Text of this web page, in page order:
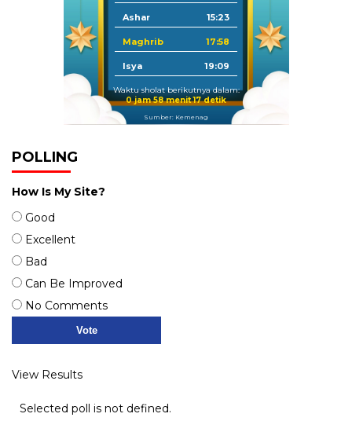
Ashar 15:23
Maghrib 17:58
Isya 19:09
Waktu sholat berikutnya dalam:
0 jam 58 menit 16 detik
Sumber: Kemenag
POLLING
How Is My Site?
Good
Excellent
Bad
Can Be Improved
No Comments
View Results
Selected poll is not defined.